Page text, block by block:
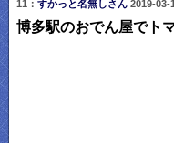
11： すかっと名無しさん 2019-03-
博多駅のおでん屋でト